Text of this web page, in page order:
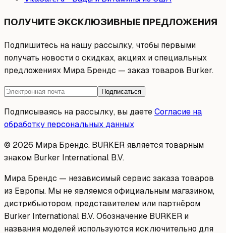
ПОЛУЧИТЕ ЭКСКЛЮЗИВНЫЕ ПРЕДЛОЖЕНИЯ
Подпишитесь на нашу рассылку, чтобы первыми
получать новости о скидках, акциях и специальных
предложениях Мира Брендс — заказ товаров Burker.
Подписаться
Подписываясь на рассылку, вы даетеСогласие на
обработку персональных данных
© 2026 Мира Брендс. BURKER является товарным
знаком Burker International B.V.
Мира Брендс — независимый сервис заказа товаров
из Европы. Мы не являемся официальным магазином,
дистрибьютором, представителем или партнёром
Burker International B.V. Обозначение BURKER и
названия моделей используются исключительно для